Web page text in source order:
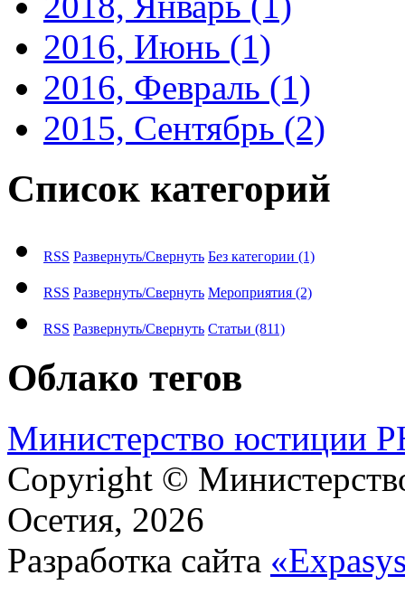
2016, Июнь (1)
2016, Февраль (1)
2015, Сентябрь (2)
Список категорий
RSS Развернуть/Свернуть Без категории (1)
RSS Развернуть/Свернуть Мероприятия (2)
RSS Развернуть/Свернуть Статьи (811)
Облако тегов
М​и​н​и​с​т​е​р​с​т​в​о​ ​ю​с​т​и​ц​и​и​
Copyright ©
Осетия, 2026
Разработка сайта